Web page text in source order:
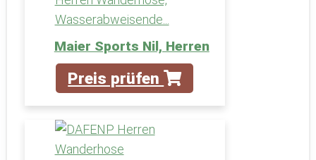
Maier Sports Nil, Herren
Preis prüfen